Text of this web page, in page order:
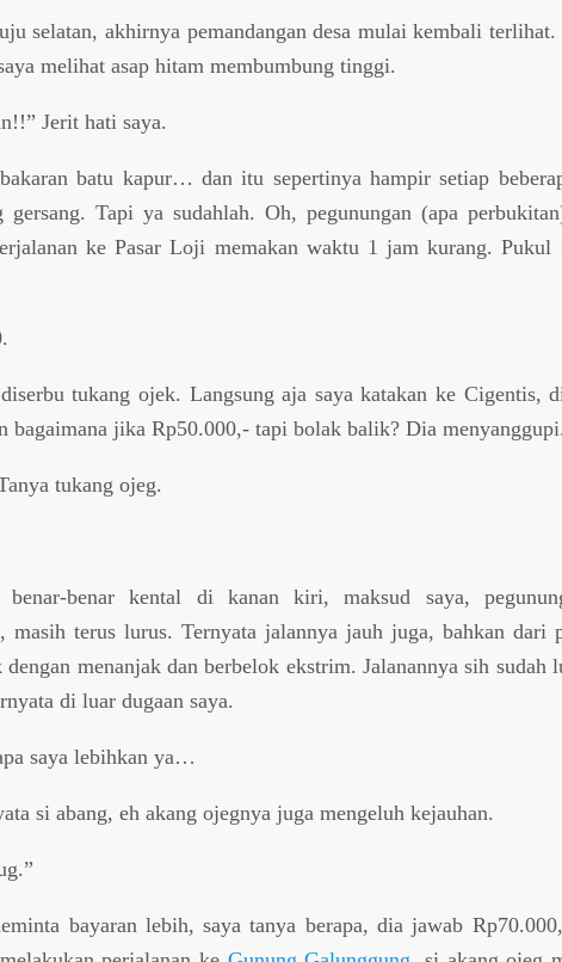
selatan, akhirnya pemandangan desa mulai kembali terlihat.
melihat asap hitam membumbung tinggi.
Jerit hati saya.
batu kapur… dan itu sepertinya hampir setiap
Tapi ya sudahlah. Oh, pegunungan (apa
ke Pasar Loji memakan waktu 1 jam kurang. Pukul
tukang ojek. Langsung aja saya katakan ke Cigentis,
bagaimana jika Rp50.000,- tapi bolak balik? Dia menyanggupi.
tukang ojeg.
benar-benar kental di kanan kiri, maksud saya,
masih terus lurus. Ternyata jalannya jauh juga, bahkan dari
menanjak dan berbelok ekstrim. Jalanannya sih sudah
di luar dugaan saya.
saya lebihkan ya…
si abang, eh akang ojegnya juga mengeluh kejauhan.
bayaran lebih, saya tanya berapa, dia jawab